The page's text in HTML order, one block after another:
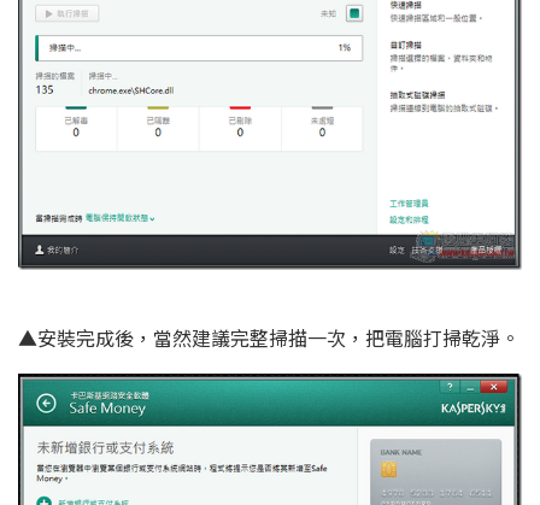
▲安裝完成後，當然建議完整掃描一次，把電腦打掃乾淨。